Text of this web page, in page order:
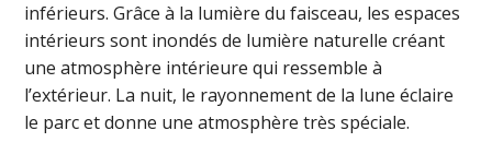
inférieurs. Grâce à la lumière du faisceau, les espaces
intérieurs sont inondés de lumière naturelle créant
une atmosphère intérieure qui ressemble à
l’extérieur. La nuit, le rayonnement de la lune éclaire
le parc et donne une atmosphère très spéciale.